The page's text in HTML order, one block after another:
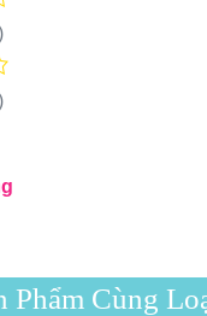
Phẩm Cùng